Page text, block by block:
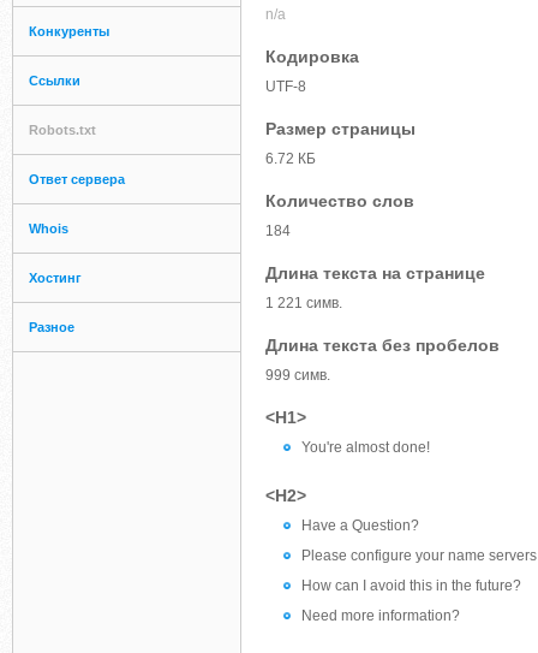
Конкуренты
Ссылки
Robots.txt
Ответ сервера
Whois
Хостинг
Разное
n/a
Кодировка
UTF-8
Размер страницы
6.72 КБ
Количество слов
184
Длина текста на странице
1 221 симв.
Длина текста без пробелов
999 симв.
<H1>
You're almost done!
<H2>
Have a Question?
Please configure your name servers
How can I avoid this in the future?
Need more information?